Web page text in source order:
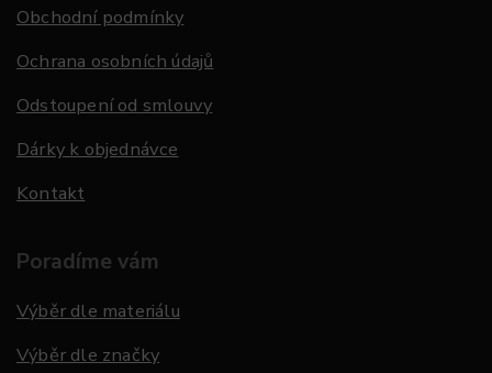
Obchodní podmínky
Ochrana osobních údajů
Odstoupení od smlouvy
Dárky k objednávce
Kontakt
Poradíme vám
Výběr dle materiálu
Výběr dle značky